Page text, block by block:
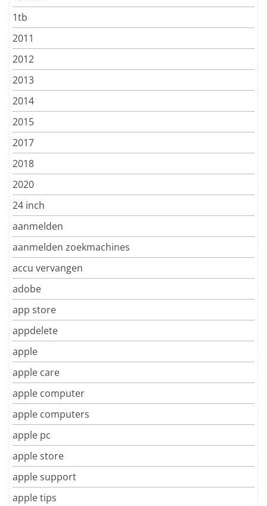
1tb
2011
2012
2013
2014
2015
2017
2018
2020
24 inch
aanmelden
aanmelden zoekmachines
accu vervangen
adobe
app store
appdelete
apple
apple care
apple computer
apple computers
apple pc
apple store
apple support
apple tips